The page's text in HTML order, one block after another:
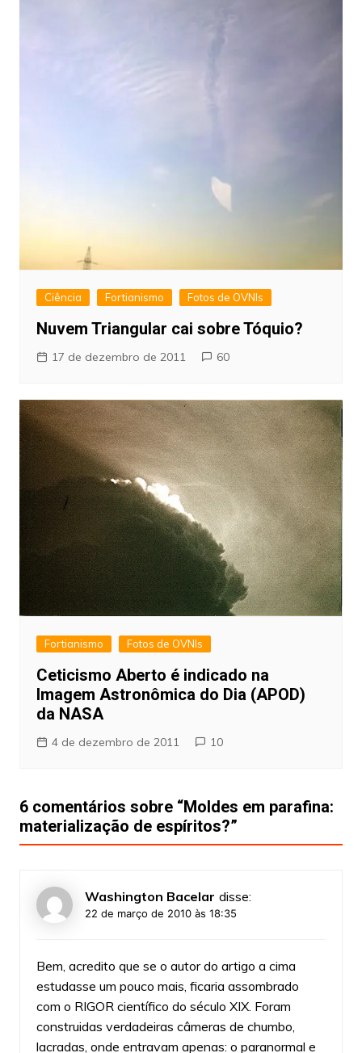
Ciência Fortianismo Fotos de OVNIs
Nuvem Triangular cai sobre Tóquio?
17 de dezembro de 2011 60
Fortianismo Fotos de OVNIs
Ceticismo Aberto é indicado na
Imagem Astronômica do Dia (APOD)
da NASA
4 de dezembro de 2011 10
6 comentários sobre “Moldes em parafina:
materialização de espíritos?”
Washington Bacelar disse:
22 de março de 2010 às 18:35
Bem, acredito que se o autor do artigo a cima
estudasse um pouco mais, ficaria assombrado
com o RIGOR científico do século XIX. Foram
construidas verdadeiras câmeras de chumbo,
lacradas, onde entravam apenas: o paranormal e